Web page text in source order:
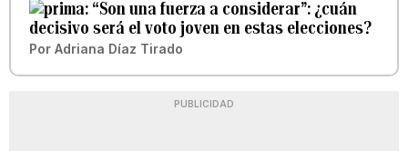
“Son una fuerza a considerar”: ¿cuán
decisivo será el voto joven en estas elecciones?
Por Adriana Díaz Tirado
PUBLICIDAD